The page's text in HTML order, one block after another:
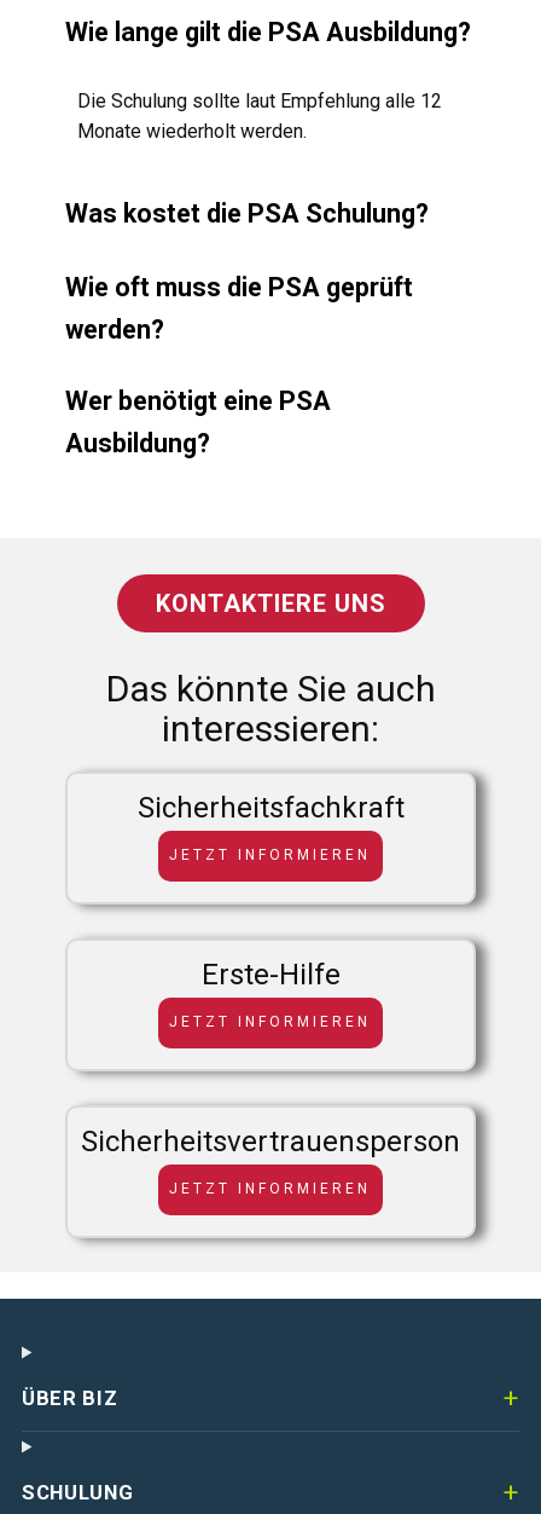
Wie lange gilt die PSA Ausbildung?
Die Schulung sollte laut Empfehlung alle 12
Monate wiederholt werden.
Was kostet die PSA Schulung?
Wie oft muss die PSA geprüft
werden?
Wer benötigt eine PSA
Ausbildung?
KONTAKTIERE UNS
Das könnte Sie auch
interessieren:
Sicherheitsfachkraft
JETZT INFORMIEREN
Erste-Hilfe
JETZT INFORMIEREN
Sicherheitsvertrauensperson
JETZT INFORMIEREN
ÜBER BIZ
SCHULUNG